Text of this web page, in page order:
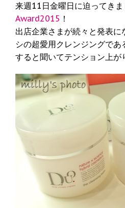
来週11日金曜日に迫ってきま
Award2015 ！
出店企業さまが続々と発表に
シの超愛用クレンジングで
すると聞いてテンション上が